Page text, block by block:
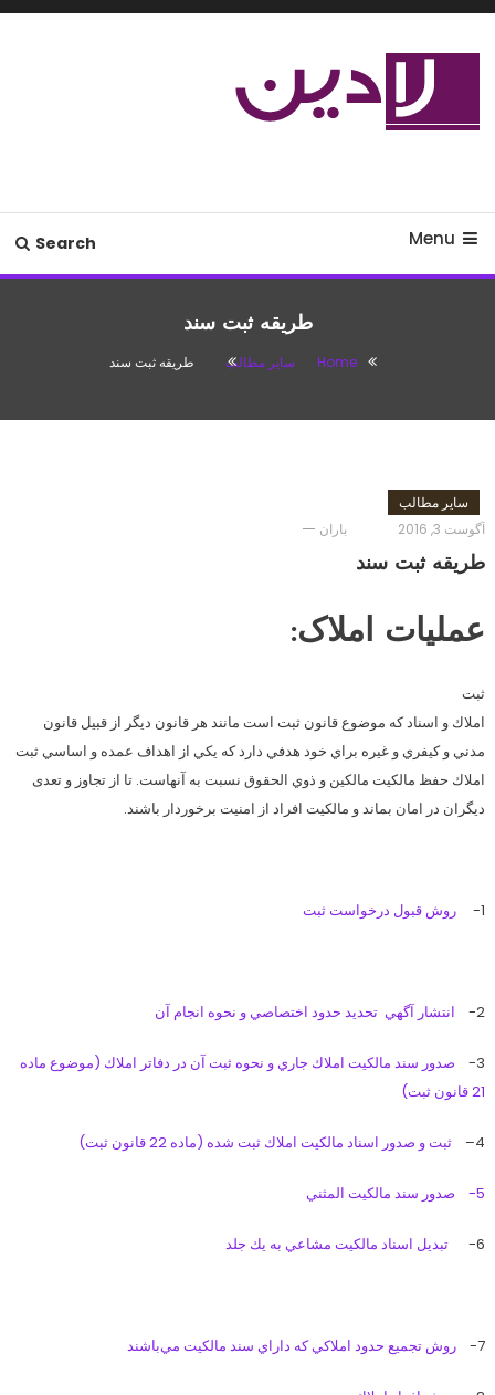
Skip
Menu
Search
طریقه ثبت سند
Home سایر مطالب طریقه ثبت سند
سایر مطالب
آگوست 3, 2016
باران
طریقه ثبت سند
عمليات املاک:
ثبت
املاك و اسناد كه موضوع قانون ثبت است مانند هر قانون ديگر از قبيل قانون
مدني و كيفري و غيره براي خود هدفي دارد كه يكي از اهداف عمده و اساسي ثبت
املاك حفظ مالكيت مالكين و ذوي الحقوق نسبت به آنهاست. تا از تجاوز و تعدی
ديگران در امان بماند و مالكيت افراد از امنيت برخوردار باشند.
1- روش قبول درخواست ثبت
2- انتشار آگهي تحديد حدود اختصاصي و نحوه انجام آن
3-
صدور سند مالكيت املاك جاري و نحوه ثبت آن در دفاتر املاك (موضوع ماده
21 قانون ثبت)
4
– ثبت و صدور اسناد مالكيت املاك ثبت شده (ماده 22 قانون ثبت)
5- صدور سند مالكيت المثني
6- تبديل اسناد مالكيت مشاعي به يك جلد
7- روش تجميع حدود املاكي كه داراي سند مالكيت مي‌باشند